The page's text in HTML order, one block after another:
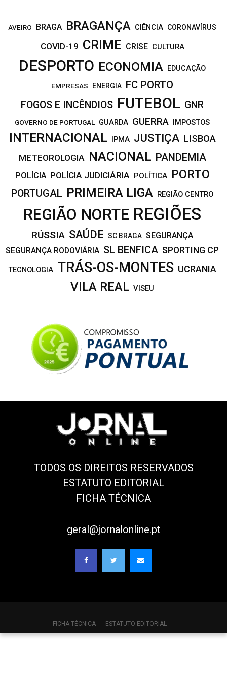
AVEIRO BRAGA BRAGANÇA CIÊNCIA CORONAVÍRUS
COVID-19 CRIME CRISE CULTURA
DESPORTO ECONOMIA EDUCAÇÃO
EMPRESAS ENERGIA FC PORTO
FOGOS E INCÊNDIOS FUTEBOL GNR
GOVERNO DE PORTUGAL GUARDA GUERRA IMPOSTOS
INTERNACIONAL IPMA JUSTIÇA LISBOA
METEOROLOGIA NACIONAL PANDEMIA
POLÍCIA POLÍCIA JUDICIÁRIA POLÍTICA PORTO
PORTUGAL PRIMEIRA LIGA REGIÃO CENTRO
REGIÃO NORTE REGIÕES
RÚSSIA SAÚDE SC BRAGA SEGURANÇA
SEGURANÇA RODOVIÁRIA SL BENFICA SPORTING CP
TECNOLOGIA TRÁS-OS-MONTES UCRANIA
VILA REAL VISEU
TODOS OS DIREITOS RESERVADOS
ESTATUTO EDITORIAL
FICHA TÉCNICA
geral@jornalonline.pt
FICHA TÉCNICA ESTATUTO EDITORIAL